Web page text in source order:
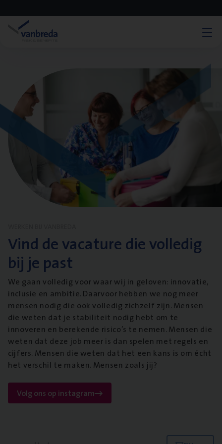
Vind de vacature die volledig
bij je past
We gaan volledig voor waar wij in geloven: innovatie,
inclusie en ambitie. Daarvoor hebben we nog meer
mensen nodig die ook volledig zichzelf zijn. Mensen
die weten dat je stabiliteit nodig hebt om te
innoveren en berekende risico’s te nemen. Mensen die
weten dat deze job meer is dan spelen met regels en
cijfers. Mensen die weten dat het een kans is om écht
het verschil te maken. Mensen zoals jij?
Volg ons op instagram